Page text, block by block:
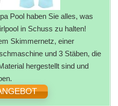
Pool haben Sie alles, was
in Schuss zu halten!
Skimmernetz, einer
und 3 Stäben, die
hergestellt sind und